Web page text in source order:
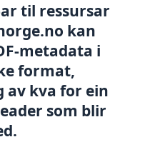
ar til ressursar
kan
metadata i
format,
av kva for ein
som blir